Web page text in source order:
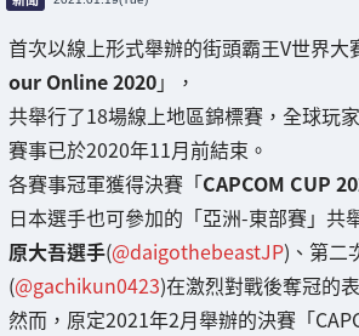
首次以線上形式舉辦的街頭霸王V世界大
our Online 2020」，
共舉行了18場線上地區錦標賽，全球玩
賽事已於2020年11月前結束。
各賽事冠軍獲得決賽「CAPCOM CUP
日本選手也可參加的「亞洲-東部賽」共
原大吾選手(@daigothebeastJP)、第二
(@gachikun0423)在激烈對戰後奪冠的
然而，原定2021年2月舉辦的決賽「